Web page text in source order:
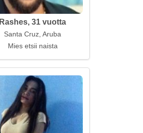
Rashes, 31 vuotta
Santa Cruz, Aruba
Mies etsii naista